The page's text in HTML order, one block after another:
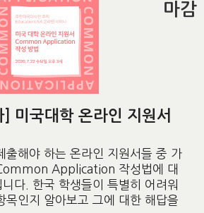
] 미국대학 온라인 지원서
출해야 하는 온라인 지원서들 중 가
Application 작성법에 대
다. 한국 학생들이 특별히 어려워
목인지 알아보고 그에 대한 해답을
마감